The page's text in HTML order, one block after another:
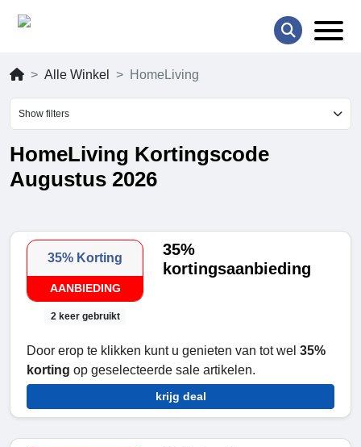
Alle Winkel HomeLiving
Show filters
HomeLiving Kortingscode
Augustus 2026
35% Korting
AANBIEDING
2 keer gebruikt
35%
kortingsaanbieding
Door erop te klikken kunt u genieten van tot wel 35%
korting op geselecteerde sale artikelen.
krijg deal